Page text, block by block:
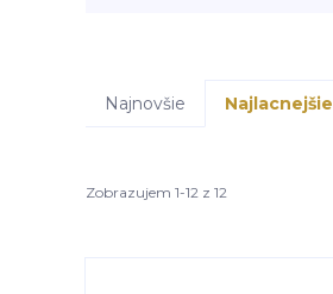
Najnovšie Najlacnejšie
Zobrazujem 1-12 z 12